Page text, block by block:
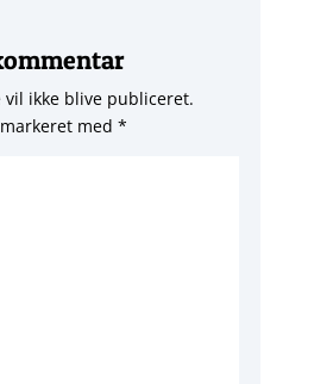
vil ikke blive publiceret.
med *